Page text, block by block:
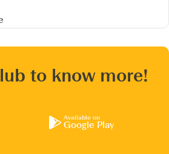
to know more!
Available on
Google Play